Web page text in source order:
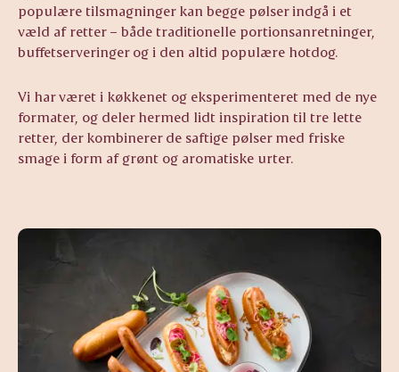
populære tilsmagninger kan begge pølser indgå i et
væld af retter – både traditionelle portionsanretninger,
buffetserveringer og i den altid populære hotdog.
Vi har været i køkkenet og eksperimenteret med de nye
formater, og deler hermed lidt inspiration til tre lette
retter, der kombinerer de saftige pølser med friske
smage i form af grønt og aromatiske urter.